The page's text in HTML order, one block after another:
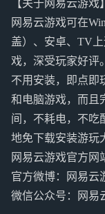
【关于网易云游戏】
网易云游戏可在
盖）、安卓、TV
戏，深受玩家好评
不用安装，即点即
和电脑游戏，而且
间，不耗电，不吃
地免下载安装游玩
网易云游戏官方网
官方微博：网易云
微信公众号：网易